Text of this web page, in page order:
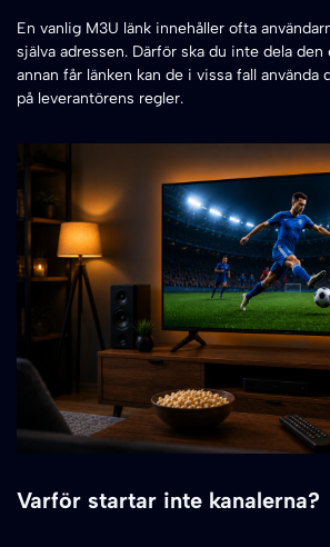
En vanlig M3U länk innehåller ofta
själva adressen. Därför ska du inte dela
annan får länken kan de i vissa fall
på leverantörens regler.
Varför startar inte kanalerna?